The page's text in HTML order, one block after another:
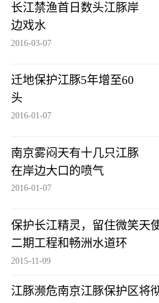
长江禁渔首日数头江豚岸
边戏水
2016-03-07
迁地保护江豚5年增至60
头
2016-01-07
南京雾闷天有十几只江豚
在岸边大口的喷气
2016-01-07
保护长江精灵，留住微笑天
二期工程和畅洲水道环
2015-11-09
江豚濒危南京江豚保护区将